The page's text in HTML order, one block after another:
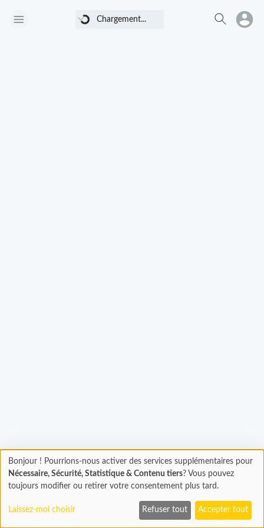
Chargement...
Chargement
En cours...
Bonjour ! Pourrions-nous activer des services supplémentaires pour
Nécessaire, Sécurité, Statistique & Contenu tiers? Vous pouvez
toujours modifier ou retirer votre consentement plus tard.
Laissez-moi choisir Refuser tout Accepter tout